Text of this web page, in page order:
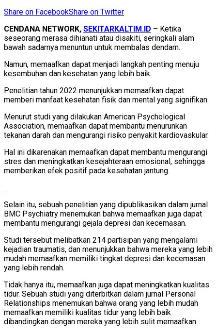
Share on FacebookShare on Twitter
CENDANA NETWORK, SEKITARKALTIM.ID – Ketika
seseorang merasa dihianati atau disakiti, seringkali alam
bawah sadarnya menuntun untuk membalas dendam.
Namun, memaafkan dapat menjadi langkah penting menuju
kesembuhan dan kesehatan yang lebih baik.
Penelitian tahun 2022 menunjukkan memaafkan dapat
memberi manfaat kesehatan fisik dan mental yang signifikan.
Menurut studi yang dilakukan American Psychological
Association, memaafkan dapat membantu menurunkan
tekanan darah dan mengurangi risiko penyakit kardiovaskular.
Hal ini dikarenakan memaafkan dapat membantu mengurangi
stres dan meningkatkan kesejahteraan emosional, sehingga
memberikan efek positif pada kesehatan jantung.
Selain itu, sebuah penelitian yang dipublikasikan dalam jurnal
BMC Psychiatry menemukan bahwa memaafkan juga dapat
membantu mengurangi gejala depresi dan kecemasan.
Studi tersebut melibatkan 214 partisipan yang mengalami
kejadian traumatis, dan menunjukkan bahwa mereka yang lebih
mudah memaafkan memiliki tingkat depresi dan kecemasan
yang lebih rendah.
Tidak hanya itu, memaafkan juga dapat meningkatkan kualitas
tidur. Sebuah studi yang diterbitkan dalam jurnal Personal
Relationships menemukan bahwa orang yang lebih mudah
memaafkan memiliki kualitas tidur yang lebih baik
dibandingkan dengan mereka yang lebih sulit memaafkan.